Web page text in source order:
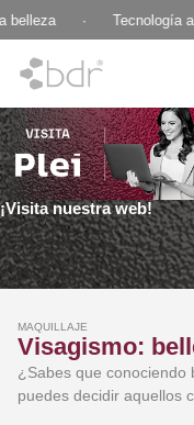
Tecnología
¡Visita nuestra web!
MAQUILLAJE
Visagismo:
¿Sabes que conociendo
puedes decidir aquellos